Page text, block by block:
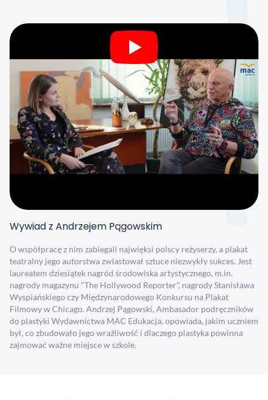
Wywiad z Andrzejem Pągowskim
O współpracę z nim zabiegali najwięksi polscy reżyserzy, a plakat
teatralny jego autorstwa zwiastował sztuce niezwykły sukces. Jest
laureatem dziesiątek nagród środowiska artystycznego, m.in.
nagrody magazynu "The Hollywood Reporter”, nagrody Stanisława
Wyspiańskiego czy Międzynarodowego Konkursu na Plakat
Filmowy w Chicago. Andrzej Pągowski, Ambasador podręczników
do plastyki Wydawnictwa MAC Edukacja, opowiada, jakim uczniem
był, co zbudowało jego wrażliwość i dlaczego plastyka powinna
zajmować ważne miejsce w szkole.